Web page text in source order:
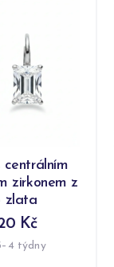
centrálním
zirkonem z
zlata
Kč
týdny